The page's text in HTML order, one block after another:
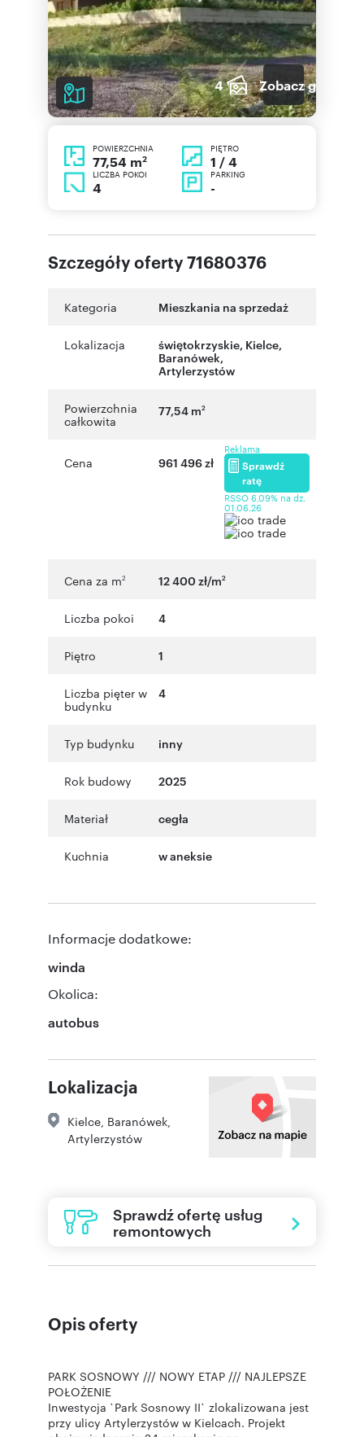
4 Zobacz galerię
POWIERZCHNIA
77,54 m2
PIĘTRO
1 / 4
LICZBA POKOI
4
PARKING
-
Szczegóły oferty 71680376
Kategoria Mieszkania na sprzedaż
Lokalizacja świętokrzyskie, Kielce,
Baranówek,
Artylerzystów
Powierzchnia
całkowita
77,54 m2
Cena 961 496 zł
Reklama
Sprawdź
ratę
RSSO 6,09% na dz.
01.06.26
Cena za m2 12 400 zł/m2
Liczba pokoi 4
Piętro 1
Liczba pięter w
budynku
4
Typ budynku inny
Rok budowy 2025
Materiał cegła
Kuchnia w aneksie
Informacje dodatkowe:
winda
Okolica:
autobus
Lokalizacja
Kielce Baranówek
Artylerzystów
Sprawdź ofertę usług
remontowych
Opis oferty
PARK SOSNOWY /// NOWY ETAP /// NAJLEPSZE
POŁOŻENIE
Inwestycja `Park Sosnowy II` zlokalizowana jest
przy ulicy Artylerzystów w Kielcach. Projekt